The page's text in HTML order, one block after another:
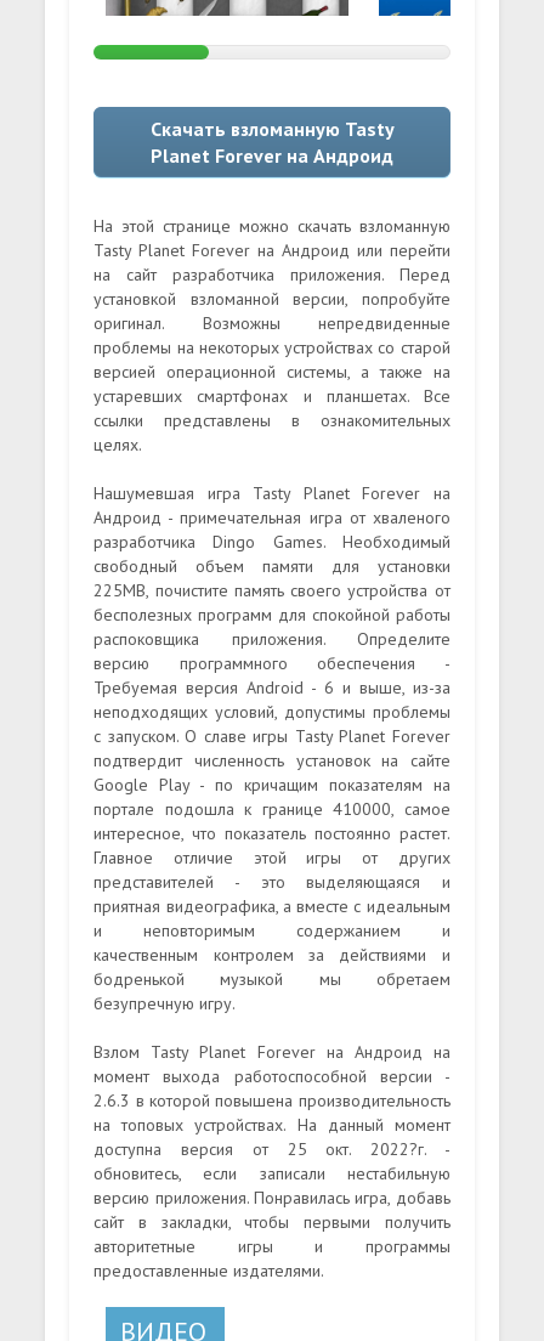
Скачать взломанную Tasty
Planet Forever на Андроид
На этой странице можно скачать взломанную
Tasty Planet Forever на Андроид или перейти
на сайт разработчика приложения. Перед
установкой взломанной версии, попробуйте
оригинал. Возможны непредвиденные
проблемы на некоторых устройствах со старой
версией операционной системы, а также на
устаревших смартфонах и планшетах. Все
ссылки представлены в ознакомительных
целях.
Нашумевшая игра Tasty Planet Forever на
Андроид - примечательная игра от хваленого
разработчика Dingo Games. Необходимый
свободный объем памяти для установки
225MB, почистите память своего устройства от
бесполезных программ для спокойной работы
распоковщика приложения. Определите
версию программного обеспечения -
Требуемая версия Android - 6 и выше, из-за
неподходящих условий, допустимы проблемы
с запуском. О славе игры Tasty Planet Forever
подтвердит численность установок на сайте
Google Play - по кричащим показателям на
портале подошла к границе 410000, самое
интересное, что показатель постоянно растет.
Главное отличие этой игры от других
представителей - это выделяющаяся и
приятная видеографика, а вместе с идеальным
и неповторимым содержанием и
качественным контролем за действиями и
бодренькой музыкой мы обретаем
безупречную игру.
Взлом Tasty Planet Forever на Андроид на
момент выхода работоспособной версии -
2.6.3 в которой повышена производительность
на топовых устройствах. На данный момент
доступна версия от 25 окт. 2022?г. -
обновитесь, если записали нестабильную
версию приложения. Понравилась игра, добавь
сайт в закладки, чтобы первыми получить
авторитетные игры и программы
предоставленные издателями.
ВИДЕО